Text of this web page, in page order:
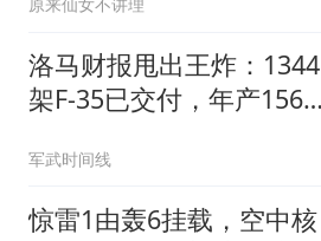
洛马财报甩出王炸：1344
架F-35已交付，年产156
了？
军武时间线
惊雷1由轰6挂载，空中核